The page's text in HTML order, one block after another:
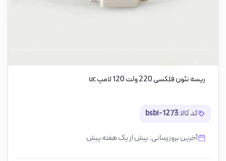
ریسه نئون فلکسی 220 ولت 120 لامپ uc
کد کالا:bsbi-1273
آخرین بروزرسانی: بیش از یک هفته پیش